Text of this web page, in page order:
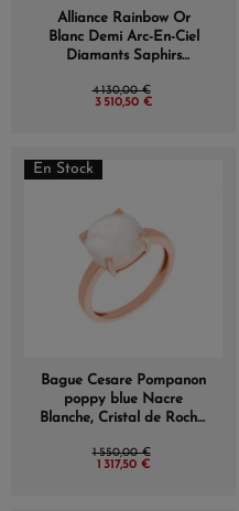
Alliance Rainbow Or
Blanc Demi Arc-En-Ciel
Diamants Saphirs
4 130,00 €
3 510,50 €
En Stock
Bague Cesare Pompanon
poppy blue Nacre
Blanche, Cristal de Roche,
1 550,00 €
1 317,50 €